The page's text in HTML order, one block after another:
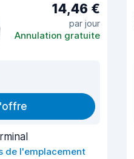
14,46 €
par jour
Annulation gratuite
de l'emplacement